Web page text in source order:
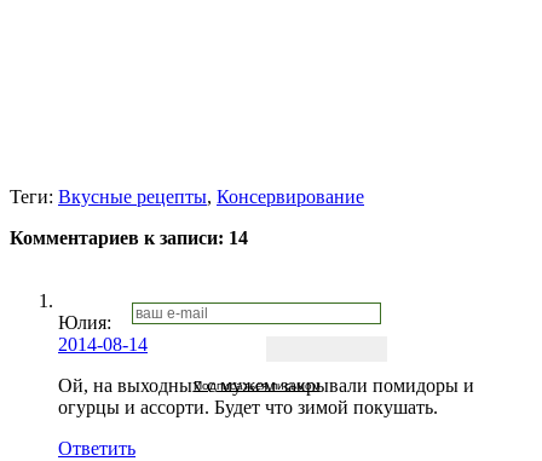
Подписаться письмом
Теги: Вкусные рецепты, Консервирование
Комментариев к записи: 14
Юлия:
2014-08-14
Ой, на выходных с мужем закрывали помидоры и
огурцы и ассорти. Будет что зимой покушать.
Ответить